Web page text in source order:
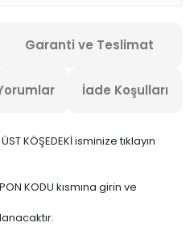
Garanti ve Teslimat
İade Koşulları
KÖŞEDEKİ isminize tıklayın
KODU kısmına girin ve